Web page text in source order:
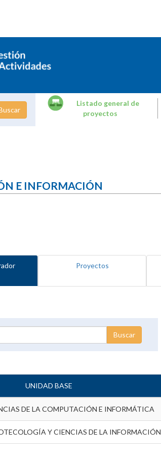
Listado general de
proyectos
E INFORMACIÓN
Proyectos
UNIDAD BASE
DE LA COMPUTACIÓN E INFORMÁTICA
Y CIENCIAS DE LA INFORMACIÓN